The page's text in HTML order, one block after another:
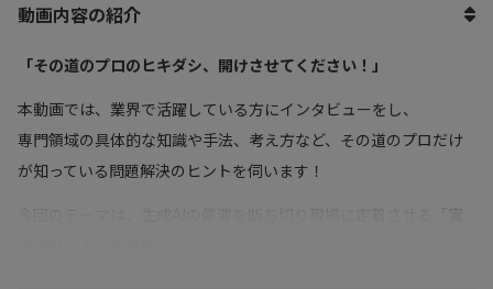
動画内容の紹介
「その道のプロのヒキダシ、開けさせてください！」
本動画では、業界で活躍している方にインタビューをし、
専門領域の具体的な知識や手法、考え方など、その道のプロだけ
が知っている問題解決のヒントを伺います！